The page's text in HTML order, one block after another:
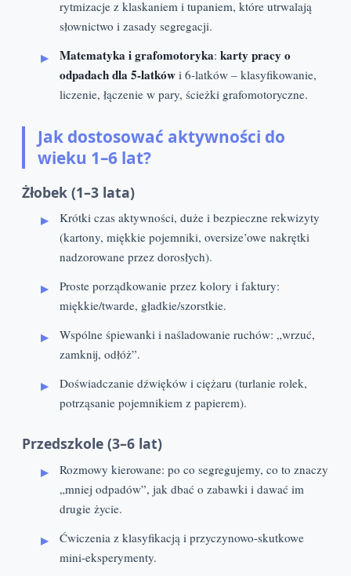
rytmizacje z klaskaniem i tupaniem, które utrwalają
słownictwo i zasady segregacji.
Matematyka i grafomotoryka: karty pracy o
odpadach dla 5-latków i 6-latków – klasyfikowanie,
liczenie, łączenie w pary, ścieżki grafomotoryczne.
Jak dostosować aktywności do
wieku 1–6 lat?
Żłobek (1–3 lata)
Krótki czas aktywności, duże i bezpieczne rekwizyty
(kartony, miękkie pojemniki, oversize’owe nakrętki
nadzorowane przez dorosłych).
Proste porządkowanie przez kolory i faktury:
miękkie/twarde, gładkie/szorstkie.
Wspólne śpiewanki i naśladowanie ruchów: „wrzuć,
zamknij, odłóż”.
Doświadczanie dźwięków i ciężaru (turlanie rolek,
potrząsanie pojemnikiem z papierem).
Przedszkole (3–6 lat)
Rozmowy kierowane: po co segregujemy, co to znaczy
„mniej odpadów”, jak dbać o zabawki i dawać im
drugie życie.
Ćwiczenia z klasyfikacją i przyczynowo-skutkowe
mini-eksperymenty.